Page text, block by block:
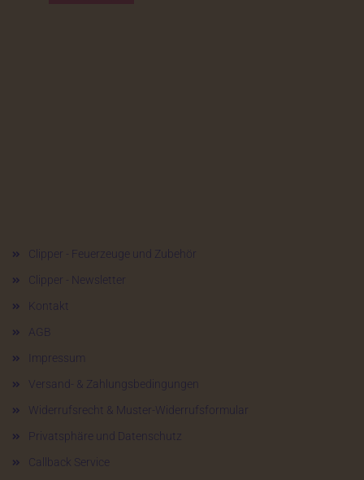
Clipper - Feuerzeuge und Zubehör
Clipper - Newsletter
Kontakt
AGB
Impressum
Versand- & Zahlungsbedingungen
Widerrufsrecht & Muster-Widerrufsformular
Privatsphäre und Datenschutz
Callback Service